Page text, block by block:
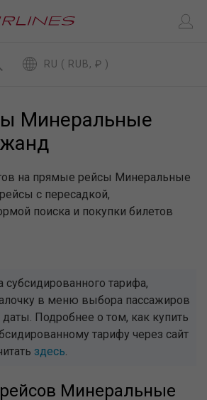
RU ( RUB, ₽ )
Минеральные
на прямые рейсы Минеральные
с пересадкой,
поиска и покупки билетов
тарифа,
в меню выбора пассажиров
Подробнее о том, как купить
тарифу через сайт
здесь.
Минеральные